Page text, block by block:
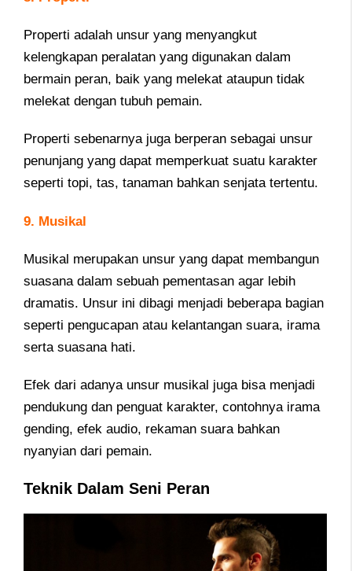
Properti adalah unsur yang menyangkut
kelengkapan peralatan yang digunakan dalam
bermain peran, baik yang melekat ataupun tidak
melekat dengan tubuh pemain.
Properti sebenarnya juga berperan sebagai unsur
penunjang yang dapat memperkuat suatu karakter
seperti topi, tas, tanaman bahkan senjata tertentu.
9. Musikal
Musikal merupakan unsur yang dapat membangun
suasana dalam sebuah pementasan agar lebih
dramatis. Unsur ini dibagi menjadi beberapa bagian
seperti pengucapan atau kelantangan suara, irama
serta suasana hati.
Efek dari adanya unsur musikal juga bisa menjadi
pendukung dan penguat karakter, contohnya irama
gending, efek audio, rekaman suara bahkan
nyanyian dari pemain.
Teknik Dalam Seni Peran